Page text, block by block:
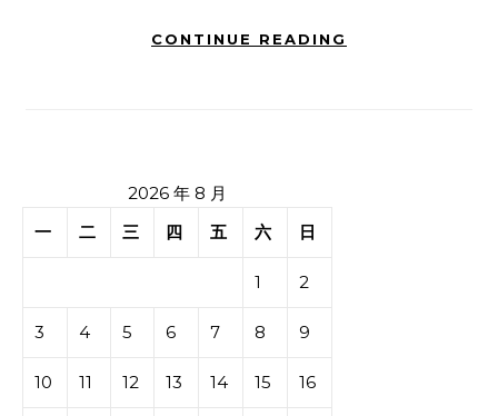
CONTINUE READING
2026 年 8 月
一
二 三 四 五 六 日
1 2
3 4 5 6 7 8 9
10 11 12 13 14 15 16